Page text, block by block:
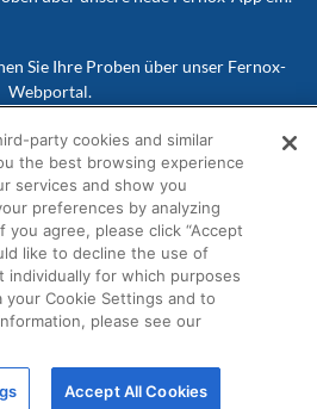
Sie Ihre Proben über unser Fernox-
Webportal.
vonElement Solutions Inc2026. Alle Rechte
vorbehalten.
party cookies and similar
the best browsing experience
services and show you
preferences by analyzing
agree, please click “Accept
like to decline the use of
individually for which purposes
your Cookie Settings and to
please see our
Accept All Cookies